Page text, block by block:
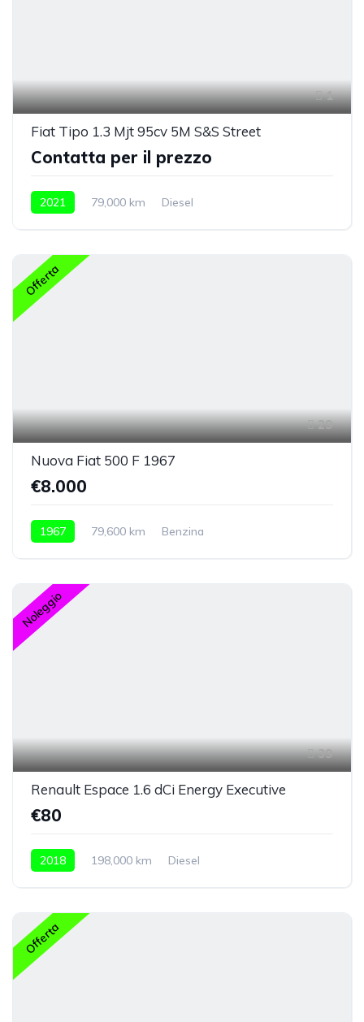
1
Fiat Tipo 1.3 Mjt 95cv 5M S&S Street
Contatta per il prezzo
2021 79,000 km Diesel
Offerta
29
Nuova Fiat 500 F 1967
€8.000
1967 79,600 km Benzina
Noleggio
39
Renault Espace 1.6 dCi Energy Executive
€80
2018 198,000 km Diesel
Offerta